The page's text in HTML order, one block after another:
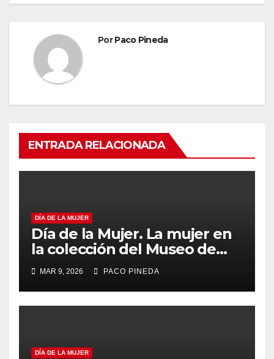
PorPaco Pineda
ENTRADA RELACIONADA
DÍA DE LA MUJER
Día de la Mujer. La mujer en
la colección del Museo de
Málaga
MAR 9, 2026 PACO PINEDA
DÍA DE LA MUJER